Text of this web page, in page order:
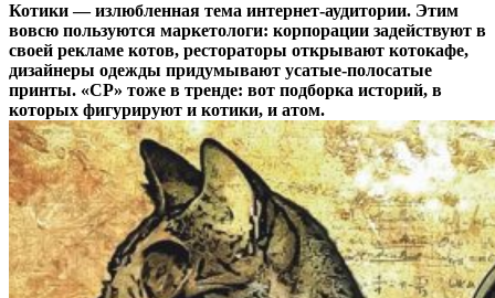
Котики — излюбленная тема интернет-аудитории. Этим
вовсю пользуются маркетологи: корпорации задействуют в
своей рекламе котов, рестораторы открывают котокафе,
дизайнеры одежды придумывают усатые-полосатые
принты. «СР» тоже в тренде: вот подборка историй, в
которых фигурируют и котики, и атом.